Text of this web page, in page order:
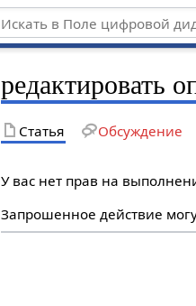
редактировать
Статья Обсуждение
У вас нет прав на
Запрошенное действие